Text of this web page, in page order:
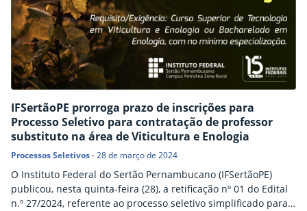
IFSertãoPE prorroga prazo de inscrições para
Processo Seletivo para contratação de professor
substituto na área de Viticultura e Enologia
Processos Seletivos-28 de março de 2024
O Instituto Federal do Sertão Pernambucano (IFSertãoPE)
publicou, nesta quinta-feira (28), a retificação nº 01 do Edital
n.º 27/2024, referente ao processo seletivo simplificado para a